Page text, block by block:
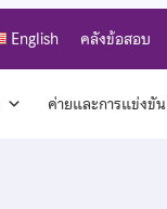
English คลังข้อสอบ
ค่ายและการแข่งขัน